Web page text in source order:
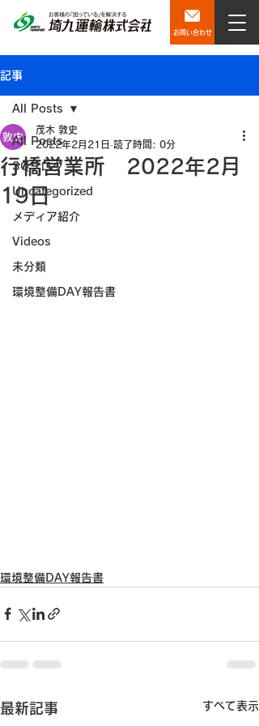
お問い合わせ
記事
All Posts
SQブログ
Uncategorized
メディア紹介
Videos
未分類
環境整備DAY報告書
All Posts
行橋営業所 2022年2月
19日
茂木 敦史
2022年2月21日 読了時間: 0分
環境整備DAY報告書
最新記事 すべて表示